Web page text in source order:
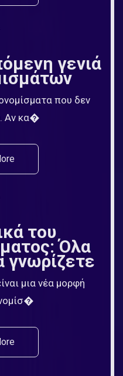
γενιά
που δεν
Αν κα�
του
Όλα
γνωρίζετε
μια νέα μορφή